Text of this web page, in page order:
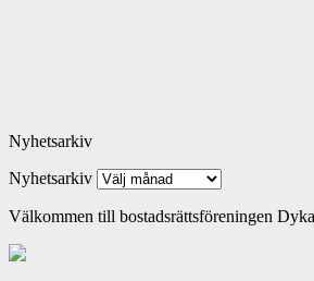
Nyhetsarkiv
Nyhetsarkiv
Välkommen till bostadsrättsföreningen